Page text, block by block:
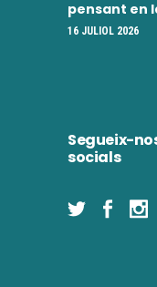
pensant en
16 JULIOL 2026
Segueix-
socials